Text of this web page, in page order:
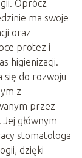
Oprócz
ma swoje
oraz
protez i
higienizacji.
się do rozwoju
z
przez
głównym
stomatologa
dzięki